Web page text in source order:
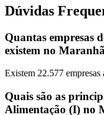
Dúvidas
Quantas empresas
existem no
Existem 22.577 empresas
Quais são as
Alimentação (I) no